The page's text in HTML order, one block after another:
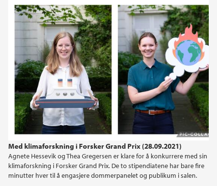
Med klimaforskning i Forsker Grand Prix (28.09.2021)
Agnete Hessevik og Thea Gregersen er klare for å konkurrere med sin
klimaforskning i Forsker Grand Prix. De to stipendiatene har bare fire
minutter hver til å engasjere dommerpanelet og publikum i salen.
2025
september (1)
2023
2022
2021
2020
2019
2018